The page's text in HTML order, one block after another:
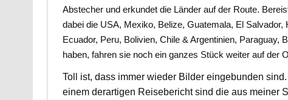
Abstecher und erkundet die Länder auf der Route.
dabei die USA, Mexiko, Belize, Guatemala, El
Ecuador, Peru, Bolivien, Chile & Argentinien, Paraguay,
haben, fahren sie noch ein ganzes Stück weiter auf der
Toll ist, dass immer wieder Bilder eingebunden
einem derartigen Reisebericht sind die aus meiner